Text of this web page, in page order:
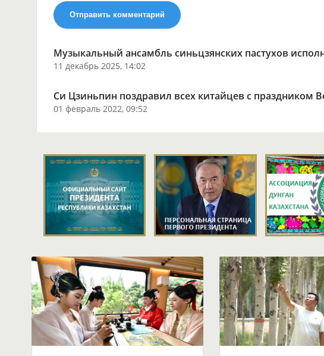
Отправить комментарий
Музыкальный ансамбль синьцзянских пастухов
11 декабрь 2025, 14:02
Си Цзиньпин поздравил всех китайцев с праздником
01 февраль 2022, 09:52